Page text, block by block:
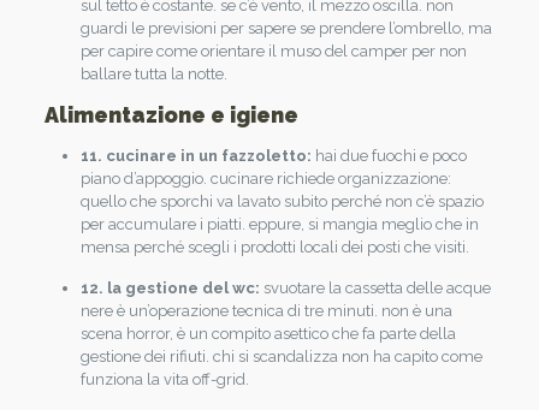
sul tetto è costante. se c’è vento, il mezzo oscilla. non
guardi le previsioni per sapere se prendere l’ombrello, ma
per capire come orientare il muso del camper per non
ballare tutta la notte.
Alimentazione e igiene
11. cucinare in un fazzoletto: hai due fuochi e poco
piano d’appoggio. cucinare richiede organizzazione:
quello che sporchi va lavato subito perché non c’è spazio
per accumulare i piatti. eppure, si mangia meglio che in
mensa perché scegli i prodotti locali dei posti che visiti.
12. la gestione del wc: svuotare la cassetta delle acque
nere è un’operazione tecnica di tre minuti. non è una
scena horror, è un compito asettico che fa parte della
gestione dei rifiuti. chi si scandalizza non ha capito come
funziona la vita off-grid.